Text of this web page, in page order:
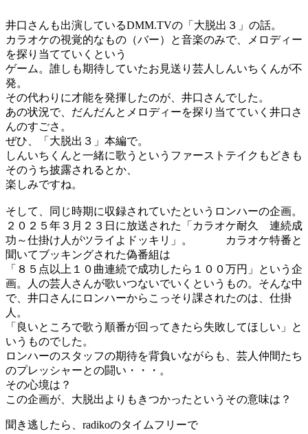
井口さんも出演しているDMM.TVの「大脱出３」の話。
カラオケの視覚的なもの（バー）と音楽のみで、メロディー
を探り当てていくという
ゲーム。誰しも期待していたお見送り芸人しんいちくんが不
発。
その代わりに才能を発揮したのが、井口さんでした。
あの状況で、だんだんとメロディーを探り当てていく井口さ
んのすごさ。
ぜひ、「大脱出３」本編で。
しんいちくんと一緒に歌うというファーストテイクもどきも
そのうち披露されるとか、
楽しみですね。
そして、同じ時期に収録されていたというロンハーの企画。
２０２５年３月２３日に放送された「カラオケ耐久 連続成
功～仕掛け人がツライよドッキリ」。 カラオケ特番と
聞いてブッキングされた偽番組は
「８５点以上１０曲連続で成功したら１００万円」という企
画。人の芸人さんが歌いつないでいくというもの。そんな中
で、井口さんにロンハーからこっそり課されたのは、仕掛
人。
「良いところで歌う順番が回ってきたら失敗してほしい」と
いうものでした。
ロンハーのスタッフの期待を背負いながらも、芸人仲間たち
のプレッシャーとの闘い・・・。
その心境は？
この企画が、大脱出よりもきつかったというその意味は？
聞き逃したら、radikoのタイムフリーで